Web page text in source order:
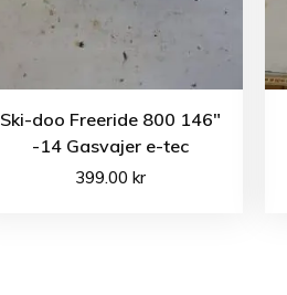
Ski-doo Freeride 800 146″
-14 Gasvajer e-tec
399.00kr